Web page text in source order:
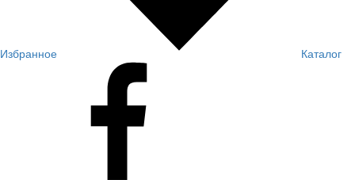
Избранное Каталог